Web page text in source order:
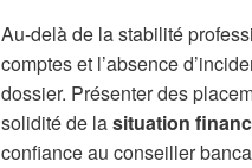
Au-delà de la stabilité
comptes et l’absence
dossier. Présenter des
solidité de lasituation
confiance au conseiller